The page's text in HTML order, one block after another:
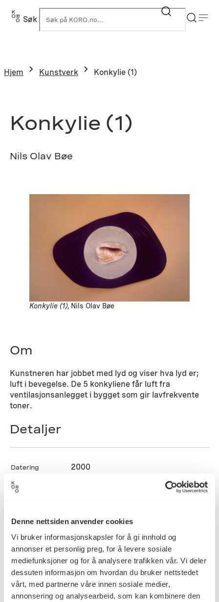
Denne nettsiden anvender cookies
Vi bruker informasjonskapsler for å gi innhold og
annonser et personlig preg, for å levere sosiale
mediefunksjoner og for å analysere trafikken vår. Vi deler
dessuten informasjon om hvordan du bruker nettstedet
vårt, med partnerne våre innen sosiale medier,
annonsering og analysearbeid, som kan kombinere den
Hopp
Søk
Hjem Kunstverk Konkylie (1)
Konkylie (1)
Nils Olav Bøe
Konkylie (1), Nils Olav Bøe
Om
Kunstneren har jobbet med lyd og viser hva lyd er;
luft i bevegelse. De 5 konkyliene får luft fra
ventilasjonsanlegget i bygget som gir lavfrekvente
toner.
Detaljer
Datering 2000
Kategori
Formstøping, Installasjon,
Stein/Gipsarbeid, Trearbeid,
Vegginstallasjon